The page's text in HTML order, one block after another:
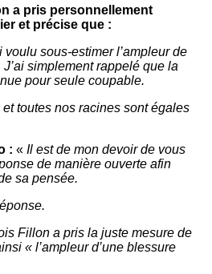
a pris personnellement
et précise que :
voulu sous-estimer l’ampleur de
simplement rappelé que la
pour seule coupable.
toutes nos racines sont égales
: « Il est de mon devoir de vous
de manière ouverte afin
sa pensée.
Fillon a pris la juste mesure de
« l’ampleur d’une blessure